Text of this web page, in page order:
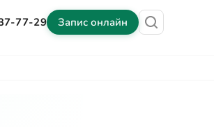
77-29 Запис онлайн